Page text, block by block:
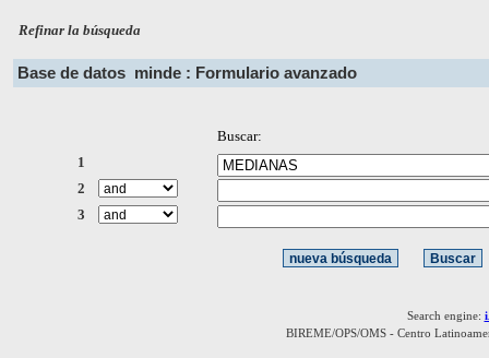
Refinar la búsqueda
Base de datos minde : Formulario avanzado
Buscar:
1
2
3
Search engine:
BIREME/OPS/OMS - Centro